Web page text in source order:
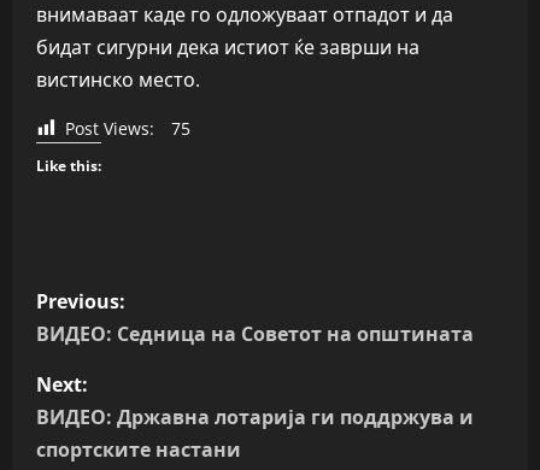
внимаваат каде го одложуваат отпадот и да
бидат сигурни дека истиот ќе заврши на
вистинско место.
Post Views: 75
Like this:
P
o
s
t
Previous:
ВИДЕО: Седница на Советот на општината
Next:
ВИДЕО: Државна лотарија ги поддржува и
спортските настани